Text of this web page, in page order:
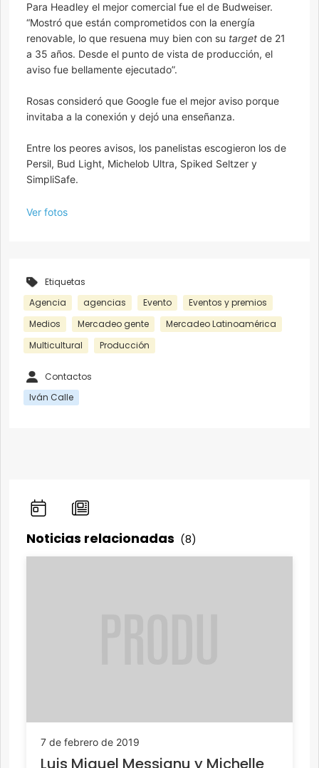
Para Headley el mejor comercial fue el de Budweiser.
“Mostró que están comprometidos con la energía
renovable, lo que resuena muy bien con su target de 21
a 35 años. Desde el punto de vista de producción, el
aviso fue bellamente ejecutado”.
Rosas consideró que Google fue el mejor aviso porque
invitaba a la conexión y dejó una enseñanza.
Entre los peores avisos, los panelistas escogieron los de
Persil, Bud Light, Michelob Ultra, Spiked Seltzer y
SimpliSafe.
Ver fotos
Etiquetas
Agencia
agencias Evento
Eventos y premios
Medios
Mercadeo gente
Mercadeo Latinoamérica
Multicultural
Producción
Contactos
Iván Calle
Noticias relacionadas (8)
7 de febrero de 2019
Luis Miguel Messianu y Michelle